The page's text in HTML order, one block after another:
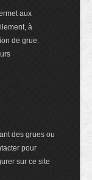
aux
à
de grue.
des grues ou
pour
sur ce site